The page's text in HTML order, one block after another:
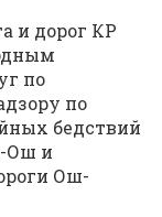
и дорог КР
по
по
бедствий
Ош и
Ош-